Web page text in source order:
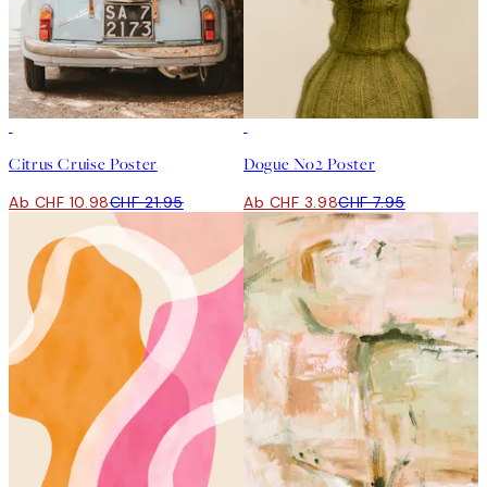
Citrus Cruise Poster
Ab CHF 10.98CHF 21.95
Dogue No2 Poster
Ab CHF 3.98CHF 7.95